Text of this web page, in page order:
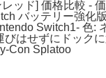
ッド] 価格比較 -
バッテリー強化
Switch1- 色:
はせずにドック
Con Splatoo